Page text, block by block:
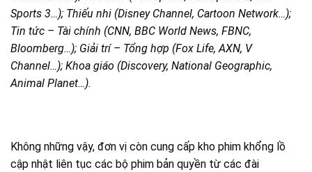
Sports 3…); Thiếu nhi (Disney Channel, Cartoon Network…);
Tin tức – Tài chính (CNN, BBC World News, FBNC,
Bloomberg…); Giải trí – Tổng hợp (Fox Life, AXN, V
Channel…); Khoa giáo (Discovery, National Geographic,
Animal Planet…).
Không những vậy, đơn vị còn cung cấp kho phim khổng lồ
cập nhật liên tục các bộ phim bản quyền từ các đài